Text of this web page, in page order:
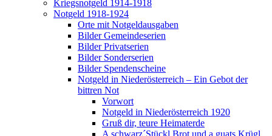
Kriegsnotgeld 1914-1918
Notgeld 1918-1924
Orte mit Notgeldausgaben
Bilder Gemeindeserien
Bilder Privatserien
Bilder Sonderserien
Bilder Spendenscheine
Notgeld in Niederösterreich – Ein Gebot der
bittren Not
Vorwort
Notgeld in Niederösterreich 1920
Gruß dir, teure Heimaterde
A schwarz´Stückl Brot und a guats Krügl